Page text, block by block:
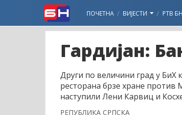
ПОЧЕТНА ВИЈЕСТИ РТВ БН
Гардијан:
Други по величини град у БиХ
ресторана брзе хране против
наступили Лени Карвиц и
РЕПУБЛИКА СРПСКА